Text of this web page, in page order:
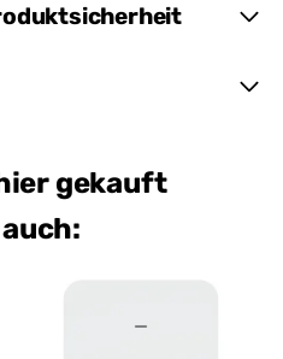
gekauft